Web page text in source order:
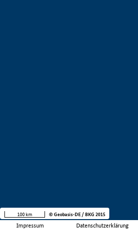
Impressum Datenschutzerklärung
100 km © Geobasis-DE / BKG 2015